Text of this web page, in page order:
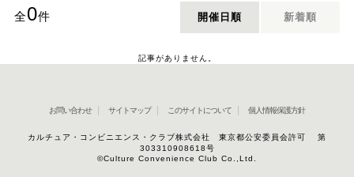
全0件 開催日順 新着順
記事がありません。
お問い合わせ サイトマップ このサイトについて 個人情報保護方針
カルチュア・コンビニエンス・クラブ株式会社 東京都公安委員会許可 第
303310908618号
©Culture Convenience Club Co.,Ltd.